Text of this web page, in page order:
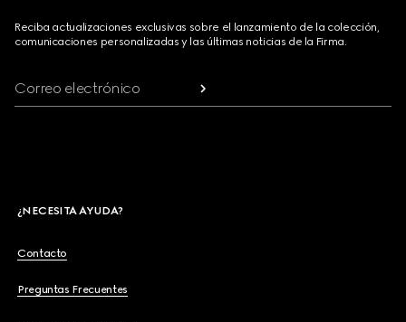
Reciba actualizaciones exclusivas sobre el lanzamiento de la colección,
comunicaciones personalizadas y las últimas noticias de la Firma.
Correo electrónico
¿NECESITA AYUDA?
Contacto
Preguntas Frecuentes